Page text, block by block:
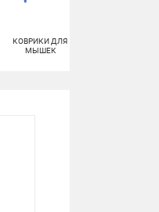
КОВРИКИ ДЛЯ
МЫШЕК